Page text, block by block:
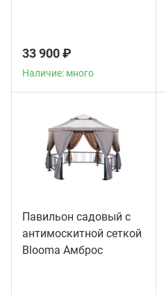
33 900 ₽
Наличие: много
Павильон садовый с
антимоскитной сеткой
Blooma Амброс